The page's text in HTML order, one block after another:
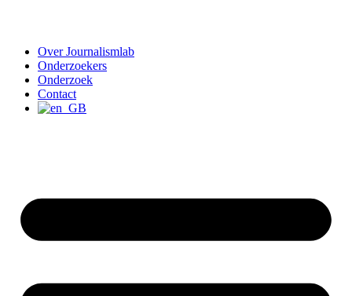
Over Journalismlab
Onderzoekers
Onderzoek
Contact